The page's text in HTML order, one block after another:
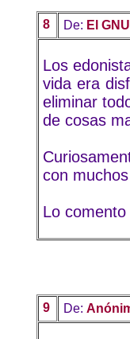
8 De: El
Los
vida era
eliminar
de cosas
con
Lo
9 De: